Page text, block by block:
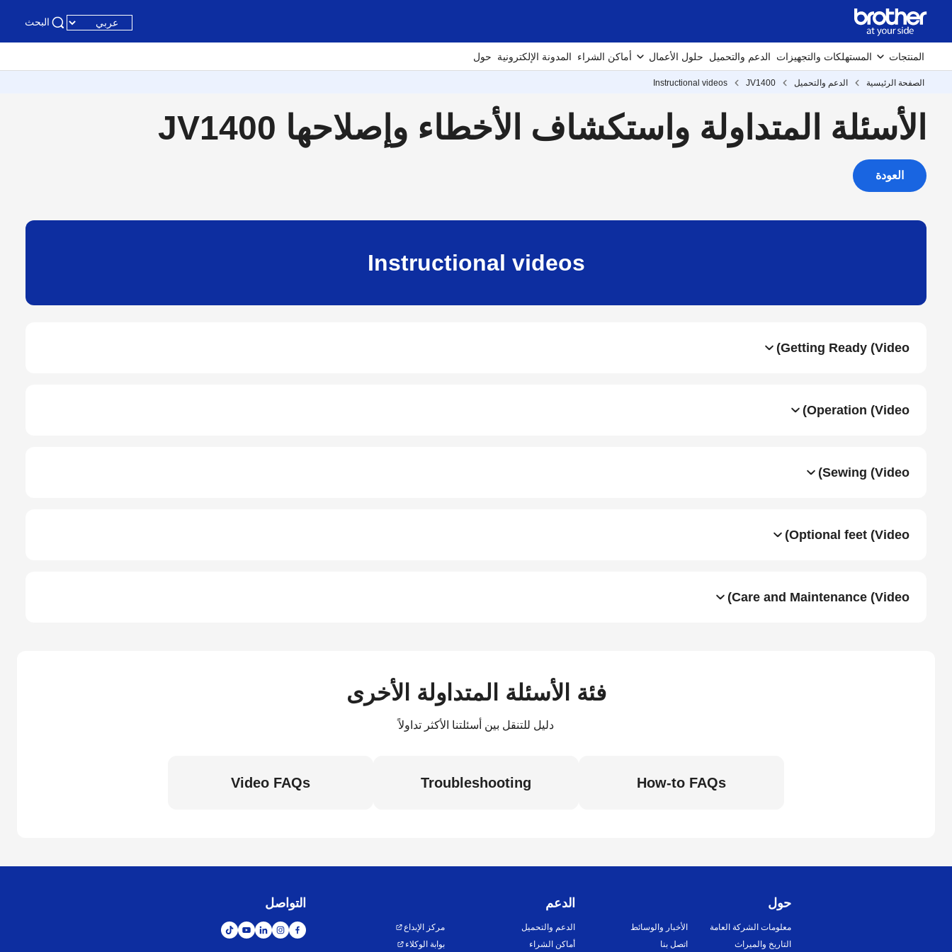
البحث
المنتجات المستهلكات والتجهيزات الدعم والتحميل حلول الأعمال أماكن الشراء المدونة الإلكترونية حول
الصفحة الرئيسية الدعم والتحميل JV1400
Instructional videos
الأسئلة المتداولة واستكشاف الأخطاء وإصلاحها JV1400
العودة
Instructional videos
Getting Ready (Video)
Operation (Video)
Sewing (Video)
Optional feet (Video)
Care and Maintenance (Video)
فئة الأسئلة المتداولة الأخرى
دليل للتنقل بين أسئلتنا الأكثر تداولاً
How-to FAQs
Troubleshooting
Video FAQs
حول
معلومات الشركة العامة
التاريخ والميراث
الأخبار والوسائط
اتصل بنا
الدعم
الدعم والتحميل
أماكن الشراء
مركز الإبداع
بوابة الوكلاء
التواصل